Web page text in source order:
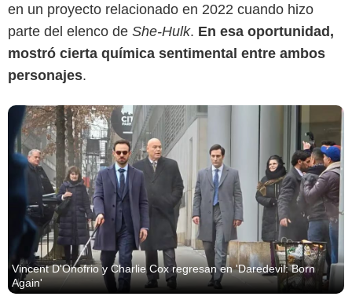
en un proyecto relacionado en 2022 cuando hizo
parte del elenco de She-Hulk. En esa oportunidad,
mostró cierta química sentimental entre ambos
personajes.
Vincent D'Onofrio y Charlie Cox regresan en 'Daredevil: Born
Again'
X